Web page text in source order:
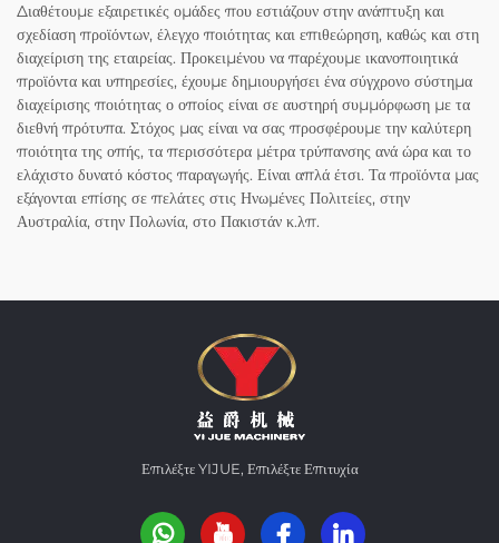
Διαθέτουμε εξαιρετικές ομάδες που εστιάζουν στην ανάπτυξη και
σχεδίαση προϊόντων, έλεγχο ποιότητας και επιθεώρηση, καθώς και στη
διαχείριση της εταιρείας. Προκειμένου να παρέχουμε ικανοποιητικά
προϊόντα και υπηρεσίες, έχουμε δημιουργήσει ένα σύγχρονο σύστημα
διαχείρισης ποιότητας ο οποίος είναι σε αυστηρή συμμόρφωση με τα
διεθνή πρότυπα. Στόχος μας είναι να σας προσφέρουμε την καλύτερη
ποιότητα της οπής, τα περισσότερα μέτρα τρύπανσης ανά ώρα και το
ελάχιστο δυνατό κόστος παραγωγής. Είναι απλά έτσι. Τα προϊόντα μας
εξάγονται επίσης σε πελάτες στις Ηνωμένες Πολιτείες, στην
Αυστραλία, στην Πολωνία, στο Πακιστάν κ.λπ.
Επιλέξτε YIJUE, Επιλέξτε Επιτυχία